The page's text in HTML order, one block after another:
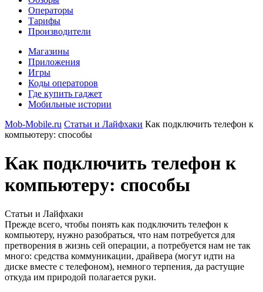
Операторы
Тарифы
Производители
Магазины
Приложения
Игры
Коды операторов
Где купить гаджет
Мобильные истории
Mob-Mobile.ru Статьи и Лайфхаки Как подключить телефон к
компьютеру: способы
Как подключить телефон к
компьютеру: способы
Статьи и Лайфхаки
Прежде всего, чтобы понять как подключить телефон к
компьютеру, нужно разобраться, что нам потребуется для
претворения в жизнь сей операции, а потребуется нам не так
много: средства коммуникации, драйвера (могут идти на
диске вместе с телефоном), немного терпения, да растущие
откуда им природой полагается руки.